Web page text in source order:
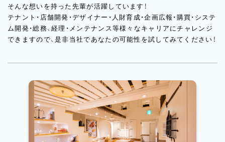
そんな想いを持った先輩が活躍しています！
テナント・店舗開発・デザイナー・人財育成・企画広報・購買・システ
ム開発・総務、経理・メンテナンス等様々なキャリアにチャレンジ
できますので、是非当社であなたの可能性を試してみてください！